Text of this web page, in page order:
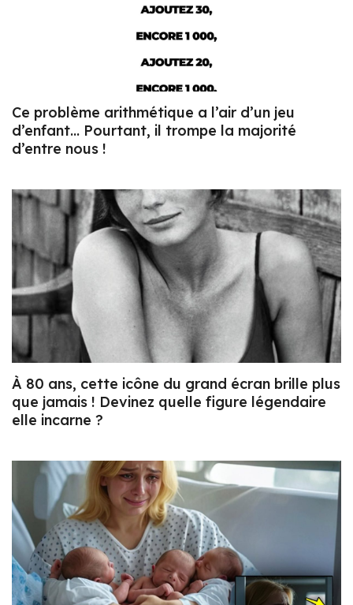
Ce problème arithmétique a l’air d’un jeu
d’enfant… Pourtant, il trompe la majorité
d’entre nous !
À 80 ans, cette icône du grand écran brille plus
que jamais ! Devinez quelle figure légendaire
elle incarne ?